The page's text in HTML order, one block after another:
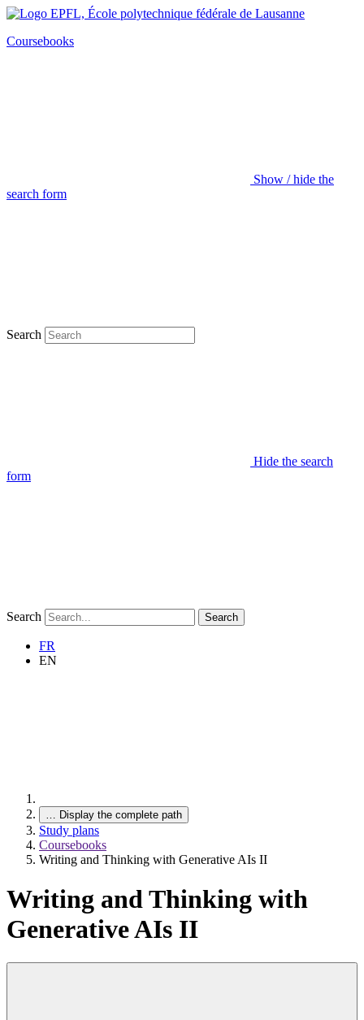
Coursebooks
Show / hide the
search form
Search
Hide the search
form
Search Search
FR
EN
… Display the complete path
Study plans
Coursebooks
Writing and Thinking with Generative AIs II
Writing and Thinking with
Generative AIs II